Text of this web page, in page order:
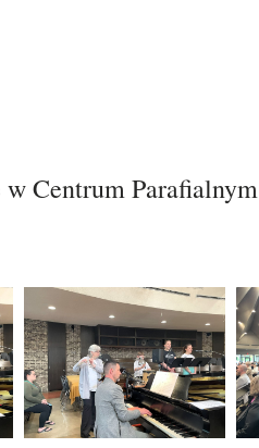
Centrum Parafialnym